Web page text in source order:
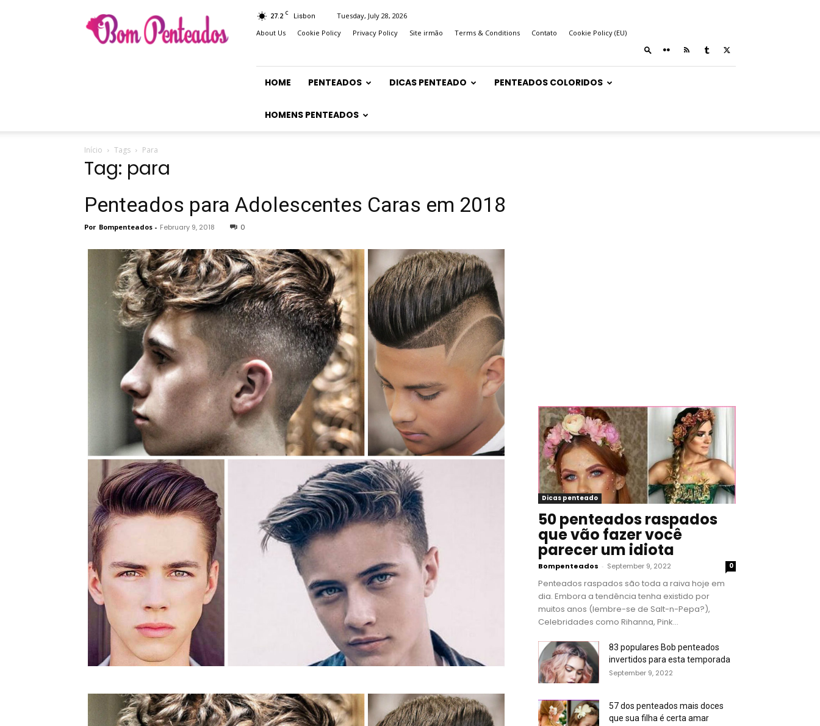
Penteados
27.2 C Lisbon
Tuesday, July 28, 2026
About Us
Cookie Policy Privacy Policy Site irmão Terms & Conditions Contato Cookie Policy (EU)
HOME PENTEADOS DICAS PENTEADO PENTEADOS COLORIDOS
HOMENS PENTEADOS
Início Tags Para
Tag: para
Penteados para Adolescentes Caras em 2018
Por Bompenteados - February 9, 2018 0
Dicas penteado
50 penteados raspados
que vão fazer você
parecer um idiota
Bompenteados - September 9, 2022 0
Penteados raspados são toda a raiva hoje em
dia. Embora a tendência tenha existido por
muitos anos (lembre-se de Salt-n-Pepa?),
Celebridades como Rihanna, Pink...
83 populares Bob penteados
invertidos para esta temporada
September 9, 2022
57 dos penteados mais doces
que sua filha é certa amar